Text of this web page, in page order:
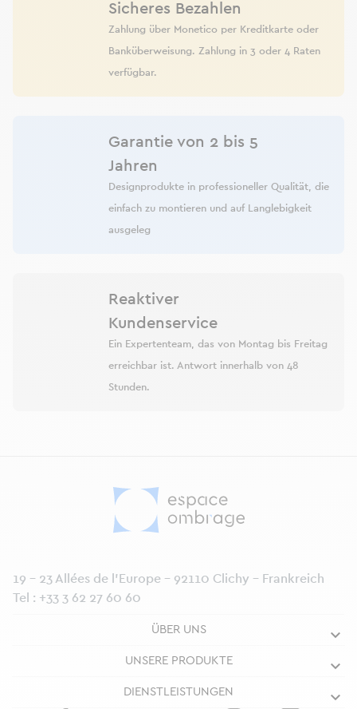
Sicheres Bezahlen
Zahlung über Monetico per Kreditkarte oder
Banküberweisung. Zahlung in 3 oder 4 Raten
verfügbar.
Garantie von 2 bis 5
Jahren
Designprodukte in professioneller Qualität, die
einfach zu montieren und auf Langlebigkeit
ausgeleg
Reaktiver
Kundenservice
Ein Expertenteam, das von Montag bis Freitag
erreichbar ist. Antwort innerhalb von 48
Stunden.
19 - 23 Allées de l’Europe - 92110 Clichy - Frankreich
Tel : +33 3 62 27 60 60
ÜBER UNS
UNSERE PRODUKTE
DIENSTLEISTUNGEN